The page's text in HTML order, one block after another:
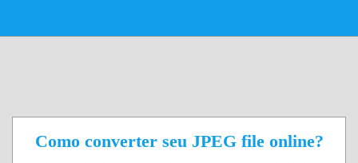
Como converter seu JPEG file online?